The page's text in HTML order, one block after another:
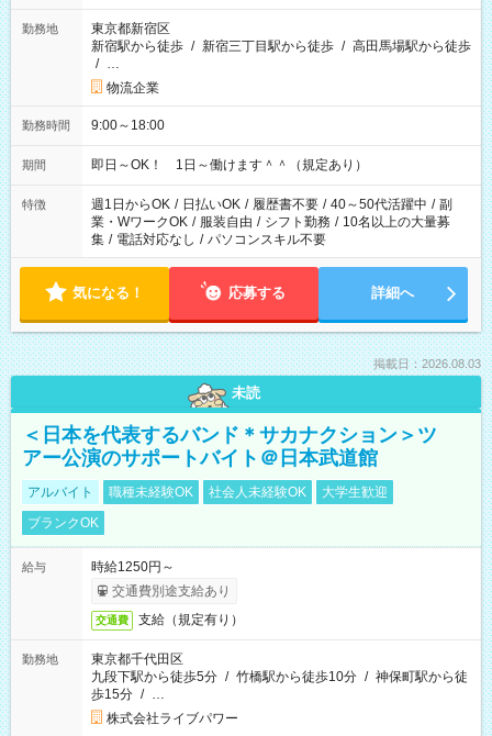
勤務地
東京都新宿区
新宿駅から徒歩 / 新宿三丁目駅から徒歩 / 高田馬場駅から徒歩
/ …
物流企業
勤務時間 9:00～18:00
期間 即日～OK！ 1日～働けます＾＾（規定あり）
特徴 週1日からOK / 日払いOK / 履歴書不要 / 40～50代活躍中 / 副
業・WワークOK / 服装自由 / シフト勤務 / 10名以上の大量募
集 / 電話対応なし / パソコンスキル不要
気になる！ 応募する 詳細へ
掲載日：2026.08.03
未読
＜日本を代表するバンド＊サカナクション＞ツ
アー公演のサポートバイト＠日本武道館
アルバイト 職種未経験OK 社会人未経験OK
大学生歓迎
ブランクOK
給与
時給1250円～
交通費別途支給あり
交通費 支給（規定有り）
勤務地
東京都千代田区
九段下駅から徒歩5分 / 竹橋駅から徒歩10分 / 神保町駅から徒
歩15分 / …
株式会社ライブパワー